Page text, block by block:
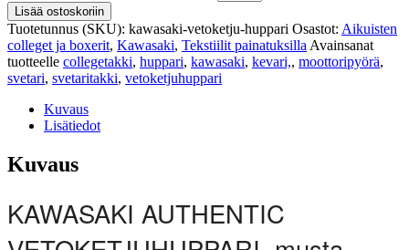
Lisää ostoskoriin
Tuotetunnus (SKU): kawasaki-vetoketju-huppari Osastot: Aikuisten
colleget ja boxerit, Kawasaki, Tekstiilit painatuksilla Avainsanat
tuotteelle collegetakki, huppari, kawasaki, kevari,, moottoripyörä,
svetari, svetaritakki, vetoketjuhuppari
Kuvaus
Lisätiedot
Kuvaus
KAWASAKI AUTHENTIC